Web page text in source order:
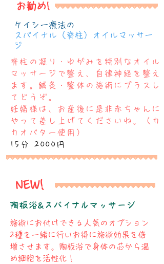
お勧め!
ケイシー療法の
スパイナル（脊柱）オイルマッサー
ジ
脊柱の凝り・ゆがみを特別なオイル
マッサージで整え、自律神経を整え
ます。鍼灸・整体の施術にプラスし
てどうぞ。
妊婦様は、お産後に是非赤ちゃんに
やって差し上げてくださいね。（カ
カオバター使用）
15分 2000円
NEW!
​陶板浴&スパイナルマッサージ
施術にお付けできる人気のオプション
2種を一緒に行いお得に施術効果を倍
増させます。陶板浴で身体の芯から温
め細胞を活性化！